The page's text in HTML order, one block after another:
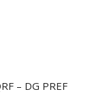
– DG PREF